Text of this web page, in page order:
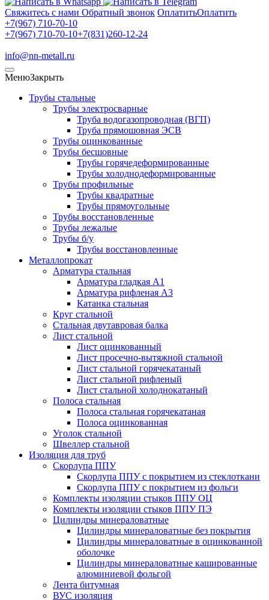
Свяжитесь с нами Обратный звонок ОплатитьОплатить
+7(967) 710-70-10
+7(967) 710-70-10+7(831)260-12-24
info@nn-metall.ru
МенюЗакрыть
Трубы стальные
Трубы электросварные
Труба водогазопроводная (ВГП)
Труба прямошовная ЭСВ
Трубы оцинкованные
Трубы бесшовные
Трубы горячедеформированные
Трубы холоднодеформированные
Трубы профильные
Трубы квадратные
Трубы прямоугольные
Трубы восстановленные
Трубы лежалые
Трубы б/у
Трубы восстановленные
Металлопрокат
Арматура стальная
Арматура гладкая А1
Арматура рифленая А3
Катанка стальная
Круг стальной
Стальная двутавровая балка
Лист стальной
Лист оцинкованный
Лист просечно-вытяжной стальной
Лист стальной горячекатаный
Лист стальной рифленый
Лист стальной холоднокатаный
Полоса стальная
Полоса стальная горячекатаная
Полоса оцинкованная
Уголок стальной
Швеллер стальной
Изоляция для труб
Скорлупа ППУ
Скорлупа ППУ с покрытием из стеклоткани
Скорлупа ППУ с покрытием из фольги
Комплекты изоляции стыков ППУ ОЦ
Комплекты изоляции стыков ППУ ПЭ
Цилиндры минераловатные
Цилиндры минераловатные без покрытия
Цилиндры минераловатные в оцинкованной
оболочке
Цилиндры минераловатные кашированные
алюминиевой фольгой
Лента битумная
ВУС изоляция